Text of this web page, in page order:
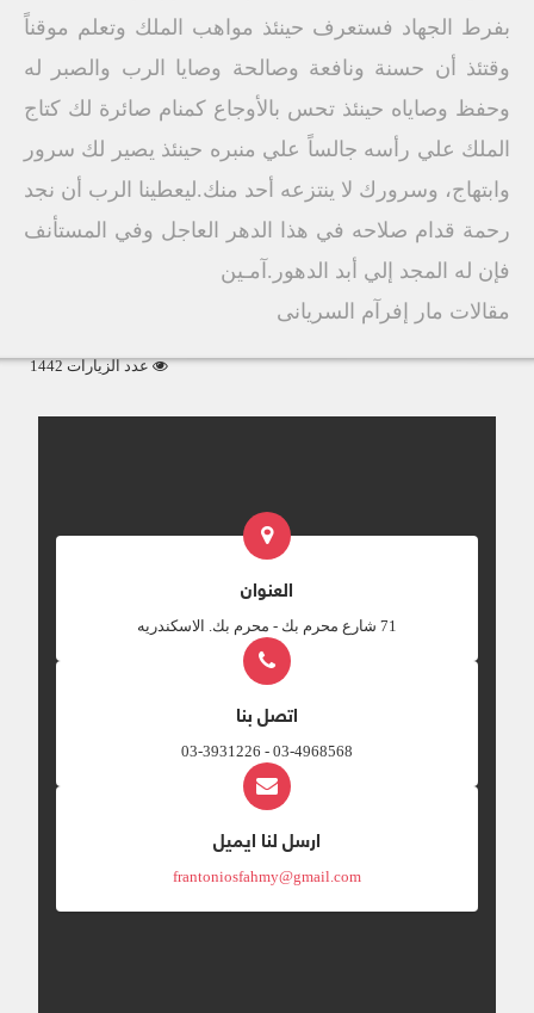
بفرط الجهاد فستعرف حينئذ مواهب الملك وتعلم موقناً
وقتئذ أن حسنة ونافعة وصالحة وصايا الرب والصبر له
وحفظ وصاياه حينئذ تحس بالأوجاع كمنام صائرة لك كتاج
الملك علي رأسه جالساً علي منبره حينئذ يصير لك سرور
وابتهاج، وسرورك لا ينتزعه أحد منك.ليعطينا الرب أن نجد
رحمة قدام صلاحه في هذا الدهر العاجل وفي المستأنف
فإن له المجد إلي أبد الدهور.آمـين
مقالات مار إفرآم السريانى
عدد الزيارات 1442
العنوان
‎71 شارع محرم بك - محرم بك. الاسكندريه
اتصل بنا
03-4968568 - 03-3931226
ارسل لنا ايميل
frantoniosfahmy@gmail.com